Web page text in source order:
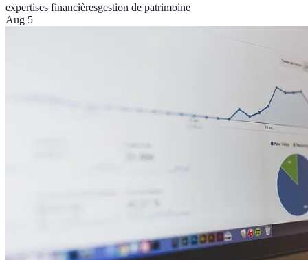
expertises financièresgestion de patrimoine
Aug 5